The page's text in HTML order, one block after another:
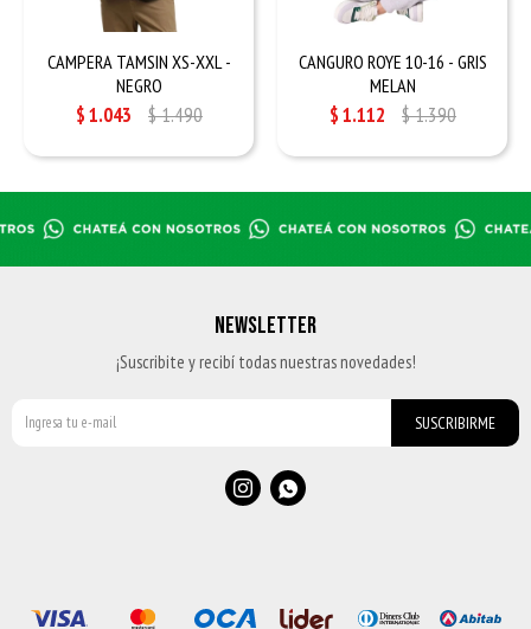
CAMPERA TAMSIN XS-XXL -
NEGRO
$1.043 $1.490
CANGURO ROYE 10-16 - GRIS
MELAN
$1.112 $1.390
NEWSLETTER
¡Suscribite y recibí todas nuestras novedades!
SUSCRIBIRME
 